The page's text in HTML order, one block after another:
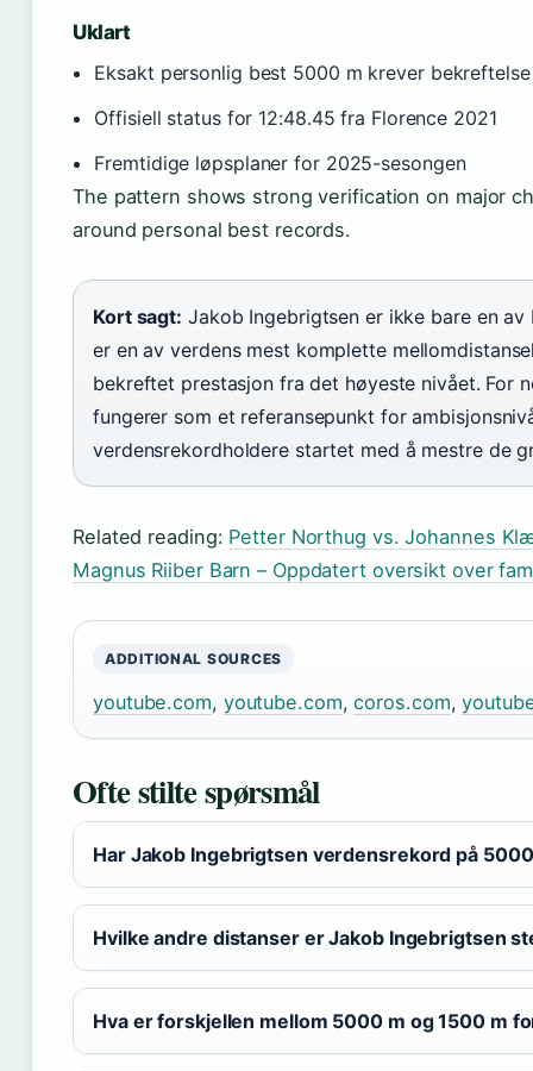
Uklart
Eksakt personlig best 5000 m krever
Offisiell status for 12:48.45 fra Florence 2021
Fremtidige løpsplaner for 2025-sesongen
The pattern shows strong verification on major
around personal best records.
Kort sagt: Jakob Ingebrigtsen er ikke bare en
er en av verdens mest komplette
bekreftet prestasjon fra det høyeste nivået. For
fungerer som et referansepunkt for
verdensrekordholdere startet med å mestre de
Related reading: Petter Northug vs. Johannes
Magnus Riiber Barn – Oppdatert oversikt over
ADDITIONAL SOURCES
youtube.com, youtube.com,coros.com,
Ofte stilte spørsmål
Har Jakob Ingebrigtsen verdensrekord på
Hvilke andre distanser er Jakob Ingebrigtsen
Hva er forskjellen mellom 5000 m og 1500 m